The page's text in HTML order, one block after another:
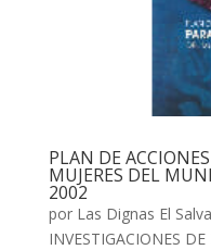
PLAN DE
MUJERES DEL
2002
por Las Dignas El
INVESTIGACIONES